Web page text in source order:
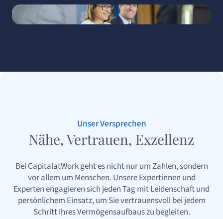
Unser Versprechen
Nähe, Vertrauen, Exzellenz
Bei CapitalatWork geht es nicht nur um Zahlen, sondern
vor allem um Menschen. Unsere Expertinnen und
Experten engagieren sich jeden Tag mit Leidenschaft und
persönlichem Einsatz, um Sie vertrauensvoll bei jedem
Schritt Ihres Vermögensaufbaus zu begleiten.